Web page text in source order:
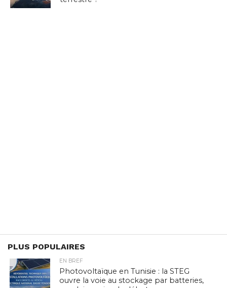
PLUS POPULAIRES
EN BREF
Photovoltaïque en Tunisie : la STEG
ouvre la voie au stockage par batteries,